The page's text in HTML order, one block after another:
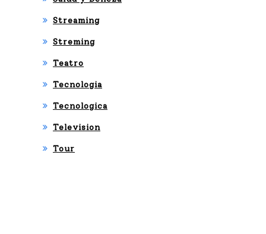
Streaming
Streming
Teatro
Tecnologia
Tecnologica
Television
Tour